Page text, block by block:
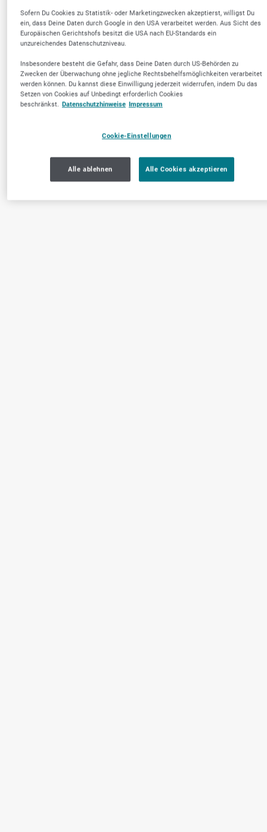
Sofern Du Cookies zu Statistik- oder Marketingzwecken akzeptierst, willigst Du
ein, dass Deine Daten durch Google in den USA verarbeitet werden. Aus Sicht des
Europäischen Gerichtshofs besitzt die USA nach EU-Standards ein
unzureichendes Datenschutzniveau.
Insbesondere besteht die Gefahr, dass Deine Daten durch US-Behörden zu
Zwecken der Überwachung ohne jegliche Rechtsbehelfsmöglichkeiten verarbeitet
werden können. Du kannst diese Einwilligung jederzeit widerrufen, indem Du das
Setzen von Cookies auf Unbedingt erforderlich Cookies
beschränkst. Datenschutzhinweise Impressum
Cookie-Einstellungen
Alle ablehnen Alle Cookies akzeptieren